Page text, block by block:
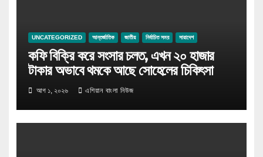
UNCATEGORIZED আন্তর্জাতিক জাতীয় নির্বাচিত সময় সারাদেশ
কফি বিক্রি করে সংসার চলত, এখন ২০ হাজার
টাকার অভাবে থমকে আছে সোহেলের চিকিৎসা
আগ ১, ২০২৬ এশিয়ান বাংলা নিউজ